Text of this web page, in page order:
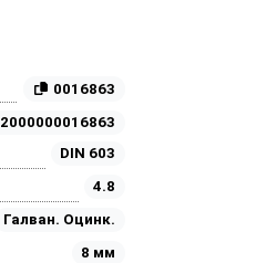
0016863
2000000016863
DIN 603
4.8
Галван. Оцинк.
8 мм